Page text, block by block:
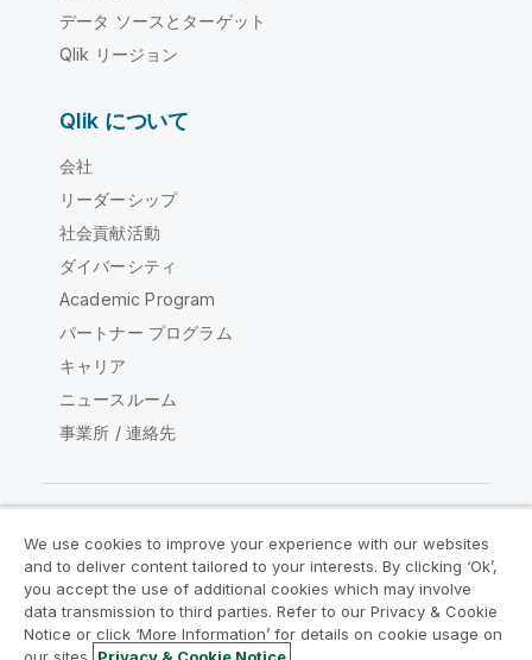
データ ソースとターゲット
Qlik リージョン
Qlik について
会社
リーダーシップ
社会貢献活動
ダイバーシティ
Academic Program
パートナー プログラム
キャリア
ニュースルーム
事業所 / 連絡先
Qlik コミュニティ
法的契約 製品規約
Legal Policies
リーガルポリシー
利用規約
We use cookies to improve your experience with our websites
and to deliver content tailored to your interests. By clicking ‘Ok’,
you accept the use of additional cookies which may involve
data transmission to third parties. Refer to our Privacy & Cookie
Notice or click ‘More Information’ for details on cookie usage on